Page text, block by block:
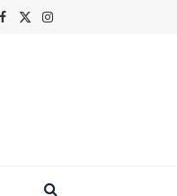
Facebook
X
Instagram